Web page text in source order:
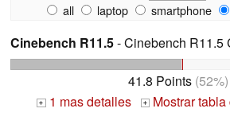
all
laptop smartphone
Cinebench R11.5- Cinebench R11.5
41.8 Points (52%)
+ 1 mas detalles +
Mostrar